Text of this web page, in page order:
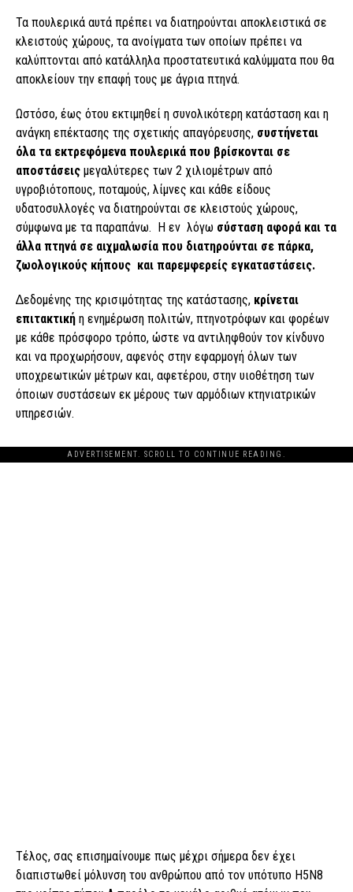
Τα πουλερικά αυτά πρέπει να διατηρούνται αποκλειστικά σε
κλειστούς χώρους, τα ανοίγµατα των οποίων πρέπει να
καλύπτονται από κατάλληλα προστατευτικά καλύµµατα που θα
αποκλείουν την επαφή τους µε άγρια πτηνά.
Ωστόσο, έως ότου εκτιµηθεί η συνολικότερη κατάσταση και η
ανάγκη επέκτασης της σχετικής απαγόρευσης, συστήνεται
όλα τα εκτρεφόµενα πουλερικά που βρίσκονται σε
αποστάσεις µεγαλύτερες των 2 χιλιοµέτρων από
υγροβιότοπους, ποταµούς, λίµνες και κάθε είδους
υδατοσυλλογές να διατηρούνται σε κλειστούς χώρους,
σύµφωνα µε τα παραπάνω. Η εν λόγω σύσταση αφορά και τα
άλλα πτηνά σε αιχµαλωσία που διατηρούνται σε πάρκα,
ζωολογικούς κήπους και παρεµφερείς εγκαταστάσεις.
∆εδοµένης της κρισιµότητας της κατάστασης, κρίνεται
επιτακτική η ενηµέρωση πολιτών, πτηνοτρόφων και φορέων
µε κάθε πρόσφορο τρόπο, ώστε να αντιληφθούν τον κίνδυνο
και να προχωρήσουν, αφενός στην εφαρµογή όλων των
υποχρεωτικών µέτρων και, αφετέρου, στην υιοθέτηση των
όποιων συστάσεων εκ µέρους των αρµόδιων κτηνιατρικών
υπηρεσιών.
ADVERTISEMENT. SCROLL TO CONTINUE READING.
Τέλος, σας επισηµαίνουµε πως µέχρι σήµερα δεν έχει
διαπιστωθεί µόλυνση του ανθρώπου από τον υπότυπο Η5Ν8